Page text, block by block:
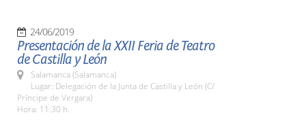
24/06/2019
Presentación de la XXII Feria de Teatro
de Castilla y León
Salamanca (Salamanca)
Lugar: Delegación de la Junta de Castilla y León (C/
Príncipe de Vergara)
Hora: 11:30 h.